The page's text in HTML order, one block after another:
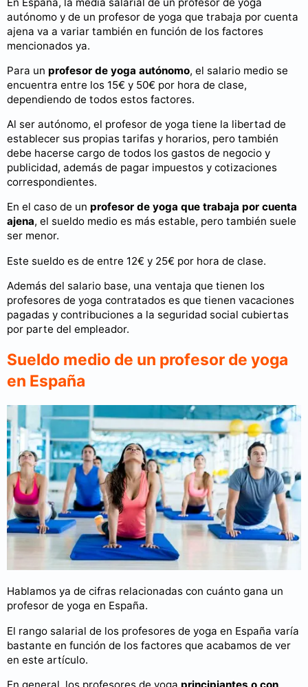
autónomo y de un profesor de yoga que trabaja por cuenta
ajena va a variar también en función de los factores
mencionados ya.
Para un profesor de yoga autónomo, el salario medio se
encuentra entre los 15€ y 50€ por hora de clase,
dependiendo de todos estos factores.
Al ser autónomo, el profesor de yoga tiene la libertad de
establecer sus propias tarifas y horarios, pero también
debe hacerse cargo de todos los gastos de negocio y
publicidad, además de pagar impuestos y cotizaciones
correspondientes.
En el caso de un profesor de yoga que trabaja por cuenta
ajena, el sueldo medio es más estable, pero también suele
ser menor.
Este sueldo es de entre 12€ y 25€ por hora de clase.
Además del salario base, una ventaja que tienen los
profesores de yoga contratados es que tienen vacaciones
pagadas y contribuciones a la seguridad social cubiertas
por parte del empleador.
Sueldo medio de un profesor de yoga
en España
Hablamos ya de cifras relacionadas con cuánto gana un
profesor de yoga en España.
El rango salarial de los profesores de yoga en España varía
bastante en función de los factores que acabamos de ver
en este artículo.